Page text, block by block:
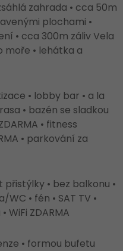
zahrada • cca 50m
plochami •
• cca 300m záliv Vela
moře • lehátka a
• lobby bar • a la
• bazén se sladkou
• fitness
• parkování za
• bez balkonu •
• fén • SAT TV •
WiFi ZDARMA
• formou bufetu